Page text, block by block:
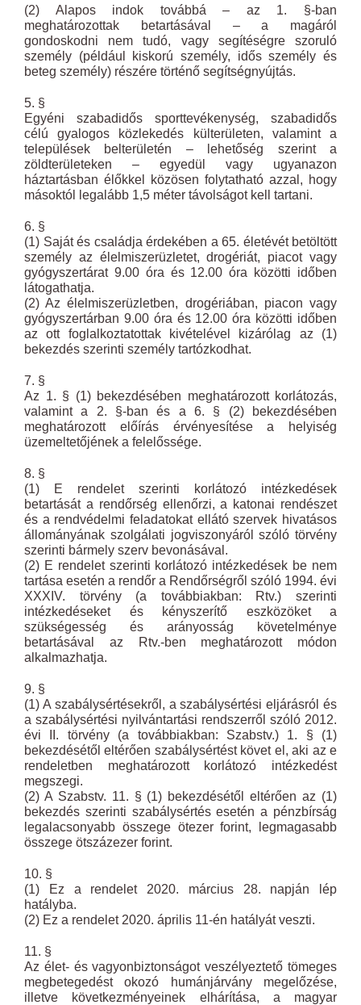
(2) Alapos indok továbbá – az 1. §-ban
meghatározottak betartásával – a magáról
gondoskodni nem tudó, vagy segítéségre szoruló
személy (például kiskorú személy, idős személy és
beteg személy) részére történő segítségnyújtás.
5. §
Egyéni szabadidős sporttevékenység, szabadidős
célú gyalogos közlekedés külterületen, valamint a
települések belterületén – lehetőség szerint a
zöldterületeken – egyedül vagy ugyanazon
háztartásban élőkkel közösen folytatható azzal, hogy
másoktól legalább 1,5 méter távolságot kell tartani.
6. §
(1) Saját és családja érdekében a 65. életévét betöltött
személy az élelmiszerüzletet, drogériát, piacot vagy
gyógyszertárat 9.00 óra és 12.00 óra közötti időben
látogathatja.
(2) Az élelmiszerüzletben, drogériában, piacon vagy
gyógyszertárban 9.00 óra és 12.00 óra közötti időben
az ott foglalkoztatottak kivételével kizárólag az (1)
bekezdés szerinti személy tartózkodhat.
7. §
Az 1. § (1) bekezdésében meghatározott korlátozás,
valamint a 2. §-ban és a 6. § (2) bekezdésében
meghatározott előírás érvényesítése a helyiség
üzemeltetőjének a felelőssége.
8. §
(1) E rendelet szerinti korlátozó intézkedések
betartását a rendőrség ellenőrzi, a katonai rendészet
és a rendvédelmi feladatokat ellátó szervek hivatásos
állományának szolgálati jogviszonyáról szóló törvény
szerinti bármely szerv bevonásával.
(2) E rendelet szerinti korlátozó intézkedések be nem
tartása esetén a rendőr a Rendőrségről szóló 1994. évi
XXXIV. törvény (a továbbiakban: Rtv.) szerinti
intézkedéseket és kényszerítő eszközöket a
szükségesség és arányosság követelménye
betartásával az Rtv.-ben meghatározott módon
alkalmazhatja.
9. §
(1) A szabálysértésekről, a szabálysértési eljárásról és
a szabálysértési nyilvántartási rendszerről szóló 2012.
évi II. törvény (a továbbiakban: Szabstv.) 1. § (1)
bekezdésétől eltérően szabálysértést követ el, aki az e
rendeletben meghatározott korlátozó intézkedést
megszegi.
(2) A Szabstv. 11. § (1) bekezdésétől eltérően az (1)
bekezdés szerinti szabálysértés esetén a pénzbírság
legalacsonyabb összege ötezer forint, legmagasabb
összege ötszázezer forint.
10. §
(1) Ez a rendelet 2020. március 28. napján lép
hatályba.
(2) Ez a rendelet 2020. április 11-én hatályát veszti.
11. §
Az élet- és vagyonbiztonságot veszélyeztető tömeges
megbetegedést okozó humánjárvány megelőzése,
illetve következményeinek elhárítása, a magyar